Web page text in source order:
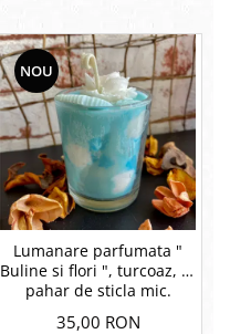
NOU
Lumanare parfumata "
Buline si flori ", turcoaz, in
pahar de sticla mic.
35,00 RON